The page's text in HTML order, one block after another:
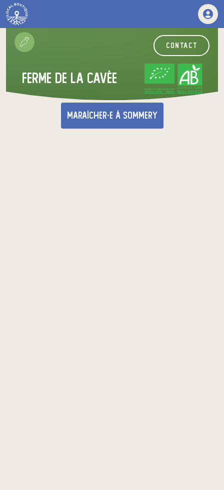
contact
Ferme de la Cavée
CERTIFIÉ PAR FR-BIO-01
AGRICULTURE FRANCE
maraîcher·e à Sommery